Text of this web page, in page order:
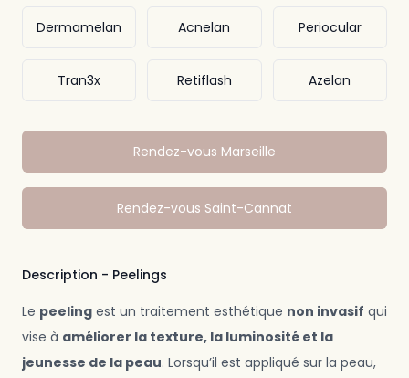
Dermamelan Acnelan Periocular
Tran3x Retiflash Azelan
Rendez-vous Marseille
Rendez-vous Saint-Cannat
Description - Peelings
Le peeling est un traitement esthétique non invasif qui
vise à améliorer la texture, la luminosité et la
jeunesse de la peau. Lorsqu’il est appliqué sur la peau,